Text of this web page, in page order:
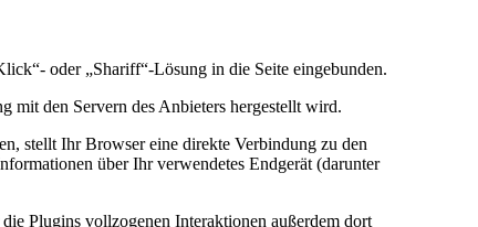
oder „Shariff“-Lösung in die Seite eingebunden.
mit den Servern des Anbieters hergestellt wird.
stellt Ihr Browser eine direkte Verbindung zu den
über Ihr verwendetes Endgerät (darunter
Plugins vollzogenen Interaktionen außerdem dort